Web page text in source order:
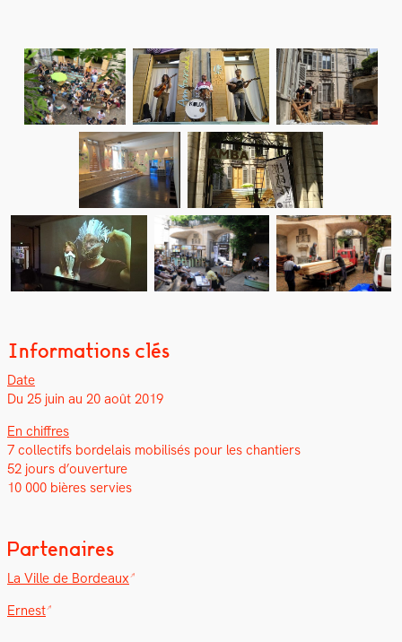
Informations clés
Date
Du 25 juin au 20 août 2019
En chiffres
7 col­lec­tifs bor­de­lais mobil­isés pour les chantiers
52 jours d’ouverture
10 000 bières servies
Partenaires
La Ville de Bor­deaux
Ernest